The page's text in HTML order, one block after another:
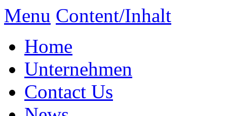
Menu Content/Inhalt
Home
Unternehmen
Contact Us